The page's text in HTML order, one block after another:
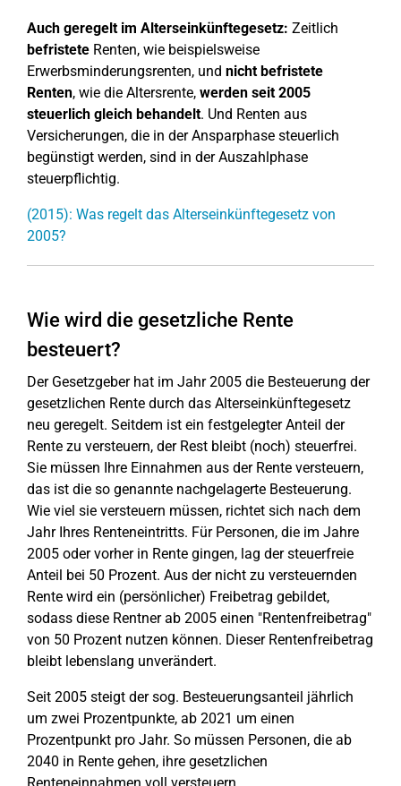
Auch geregelt im Alterseinkünftegesetz: Zeitlich
befristete Renten, wie beispielsweise
Erwerbsminderungsrenten, und nicht befristete
Renten, wie die Altersrente, werden seit 2005
steuerlich gleich behandelt. Und Renten aus
Versicherungen, die in der Ansparphase steuerlich
begünstigt werden, sind in der Auszahlphase
steuerpflichtig.
(2015): Was regelt das Alterseinkünftegesetz von
2005?
Wie wird die gesetzliche Rente
besteuert?
Der Gesetzgeber hat im Jahr 2005 die Besteuerung der
gesetzlichen Rente durch das Alterseinkünftegesetz
neu geregelt. Seitdem ist ein festgelegter Anteil der
Rente zu versteuern, der Rest bleibt (noch) steuerfrei.
Sie müssen Ihre Einnahmen aus der Rente versteuern,
das ist die so genannte nachgelagerte Besteuerung.
Wie viel sie versteuern müssen, richtet sich nach dem
Jahr Ihres Renteneintritts. Für Personen, die im Jahre
2005 oder vorher in Rente gingen, lag der steuerfreie
Anteil bei 50 Prozent. Aus der nicht zu versteuernden
Rente wird ein (persönlicher) Freibetrag gebildet,
sodass diese Rentner ab 2005 einen "Rentenfreibetrag"
von 50 Prozent nutzen können. Dieser Rentenfreibetrag
bleibt lebenslang unverändert.
Seit 2005 steigt der sog. Besteuerungsanteil jährlich
um zwei Prozentpunkte, ab 2021 um einen
Prozentpunkt pro Jahr. So müssen Personen, die ab
2040 in Rente gehen, ihre gesetzlichen